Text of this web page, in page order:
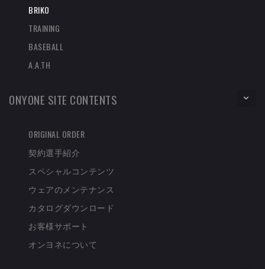
BRIKO
TRAINING
BASEBALL
A.A.TH
ONYONE SITE CONTENTS
ORIGINAL ORDER
契約選手紹介
スペシャルコンテンツ
ウェアのメンテナンス
カタログダウンロード
お客様サポート
オンヨネについて